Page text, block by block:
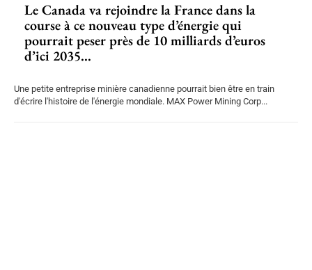
Le Canada va rejoindre la France dans la
course à ce nouveau type d’énergie qui
pourrait peser près de 10 milliards d’euros
d’ici 2035...
Une petite entreprise minière canadienne pourrait bien être en train
d'écrire l'histoire de l'énergie mondiale. MAX Power Mining Corp...